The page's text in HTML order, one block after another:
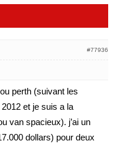
#77936
perth (suivant les
et je suis a la
van spacieux). j’ai un
dollars) pour deux